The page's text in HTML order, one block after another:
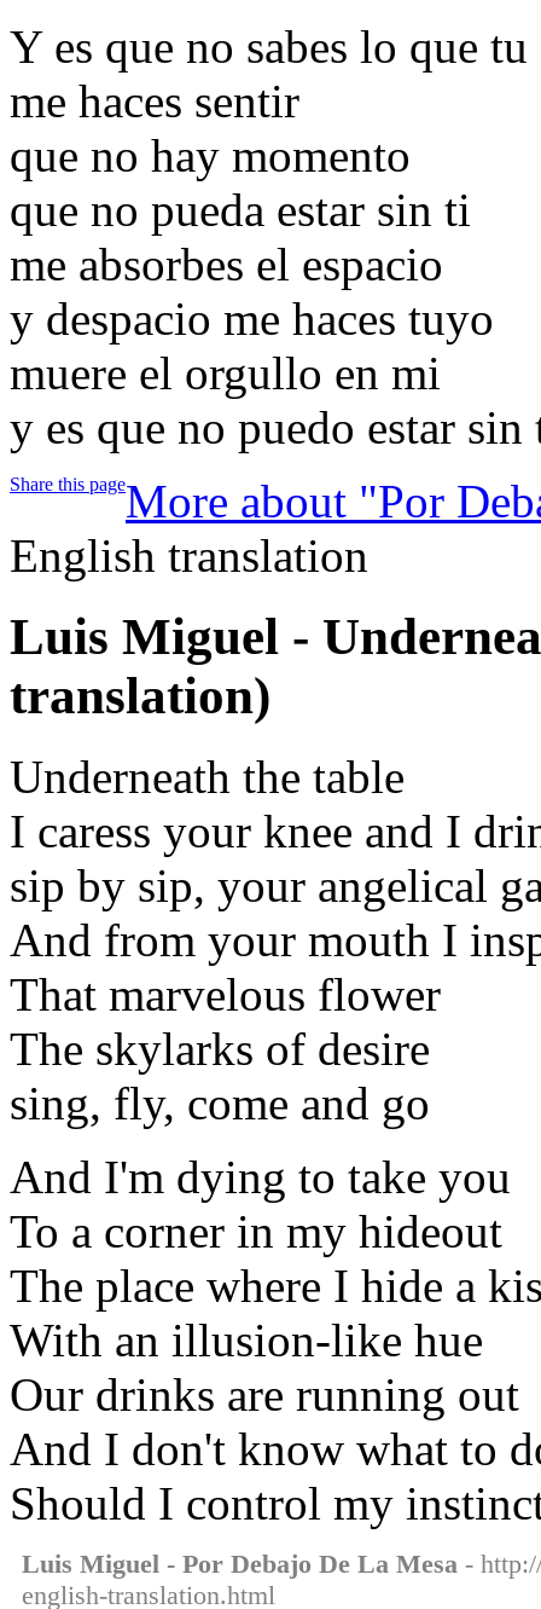
Y es que no sabes lo que tu
me haces sentir
que no hay momento
que no pueda estar sin ti
me absorbes el espacio
y despacio me haces tuyo
muere el orgullo en mi
y es que no puedo estar sin
Share this pageMore about "Por
English translation
Luis Miguel -
translation)
Underneath the table
I caress your knee and I
sip by sip, your angelical
And from your mouth I
That marvelous flower
The skylarks of desire
sing, fly, come and go
And I'm dying to take you
To a corner in my hideout
The place where I hide a
With an illusion-like hue
Our drinks are running out
And I don't know what to
Should I control my
Luis Miguel - Por Debajo De La Mesa -
english-translation.html